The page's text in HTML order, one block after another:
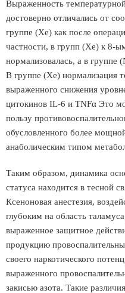
Выраженность
достоверно отличались от
группе (Xe) как после
частности, в групп (Xe) к 8-
нормализовалась, а в группе
В группе (Xe) нормализация
выраженного снижения
цитокинов IL-6 и TNFα Это
пользу
обусловленного более
анаболическим типом
Таким образом, динамика
статуса находится в тесной
Ксеноновая анестезия,
глубоким на область
выраженное защитное
продукцию
своего наркотического
выраженного
закисью азота. Такие